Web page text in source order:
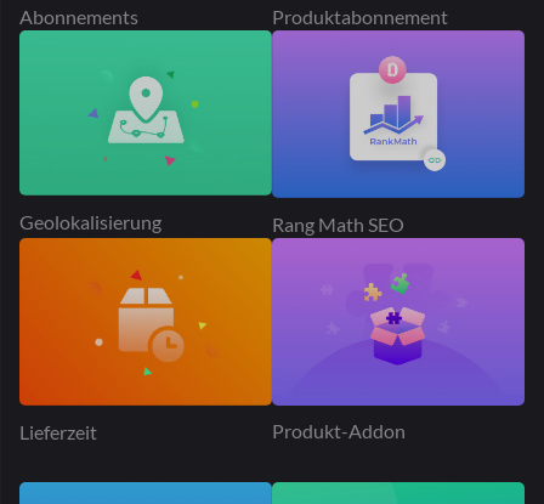
Lieferzeit Produkt-Addon
Dokan PayPal-Marktplatz Angebotsanfrage
Tischtarif Versand Produktwerbung